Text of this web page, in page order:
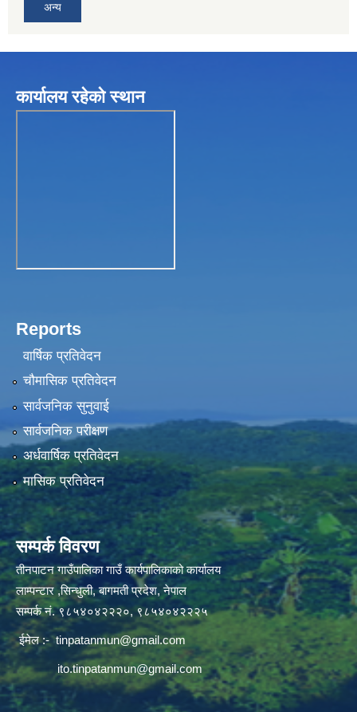
अन्य
कार्यालय रहेकाे स्थान
Reports
वार्षिक प्रतिवेदन
चौमासिक प्रतिवेदन
सार्वजनिक सुनुवाई
सार्वजनिक परीक्षण
अर्धवार्षिक प्रतिवेदन
मासिक प्रतिवेदन
सम्पर्क विवरण
तीनपाटन गाउँपालिका गाउँ कार्यपालिकाको कार्यालय
लाम्पन्टार ,सिन्धुली, बागमती प्रदेश, नेपाल
सम्पर्क नं. ९८५४०४२२२०, ९८५४०४२२२५
ईमेल :-tinpatanmun@gmail.com
ito.tinpatanmun@gmail.com